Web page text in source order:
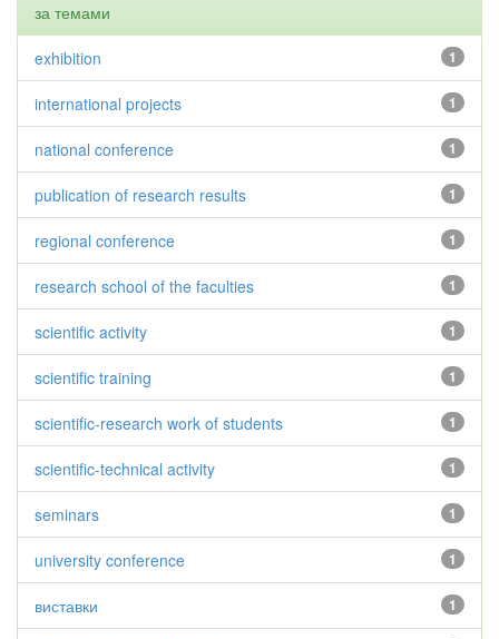
за темами
1
exhibition
1
international projects
1
national conference
1
publication of research results
1
regional conference
1
research school of the faculties
1
scientific activity
1
scientific training
1
scientific-research work of students
1
scientific-technical activity
1
seminars
1
university conference
1
виставки